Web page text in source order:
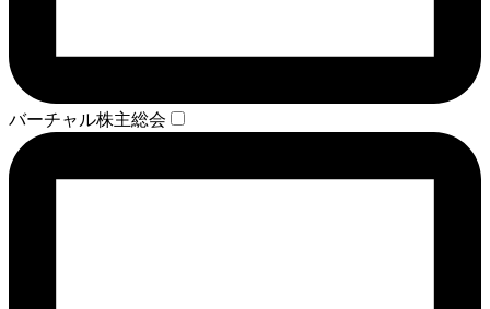
バーチャル株主総会